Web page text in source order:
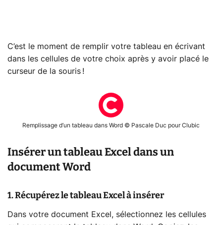
C’est le moment de remplir votre tableau en écrivant
dans les cellules de votre choix après y avoir placé le
curseur de la souris !
Remplissage d’un tableau dans Word © Pascale Duc pour Clubic
Insérer un tableau Excel dans un
document Word
1. Récupérez le tableau Excel à insérer
Dans votre document Excel, sélectionnez les cellules